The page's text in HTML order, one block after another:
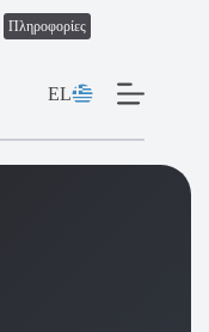
Πληροφορίες
EL